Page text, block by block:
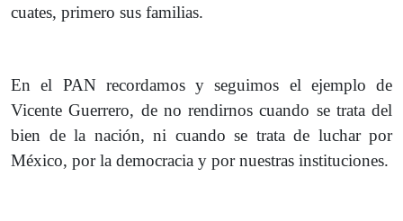
cuates, primero sus familias.
En el PAN recordamos y seguimos el ejemplo de
Vicente Guerrero, de no rendirnos cuando se trata del
bien de la nación, ni cuando se trata de luchar por
México, por la democracia y por nuestras instituciones.